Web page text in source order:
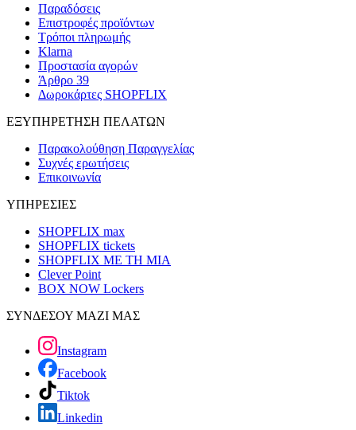
Παραδόσεις
Επιστροφές προϊόντων
Τρόποι πληρωμής
Klarna
Προστασία αγορών
Άρθρο 39
Δωροκάρτες SHOPFLIX
ΕΞΥΠΗΡΕΤΗΣΗ ΠΕΛΑΤΩΝ
Παρακολούθηση Παραγγελίας
Συχνές ερωτήσεις
Επικοινωνία
ΥΠΗΡΕΣΙΕΣ
SHOPFLIX max
SHOPFLIX tickets
SHOPFLIX ΜΕ ΤΗ ΜΙΑ
Clever Point
BOX NOW Lockers
ΣΥΝΔΕΣΟΥ ΜΑΖΙ ΜΑΣ
Instagram
Facebook
Tiktok
Linkedin